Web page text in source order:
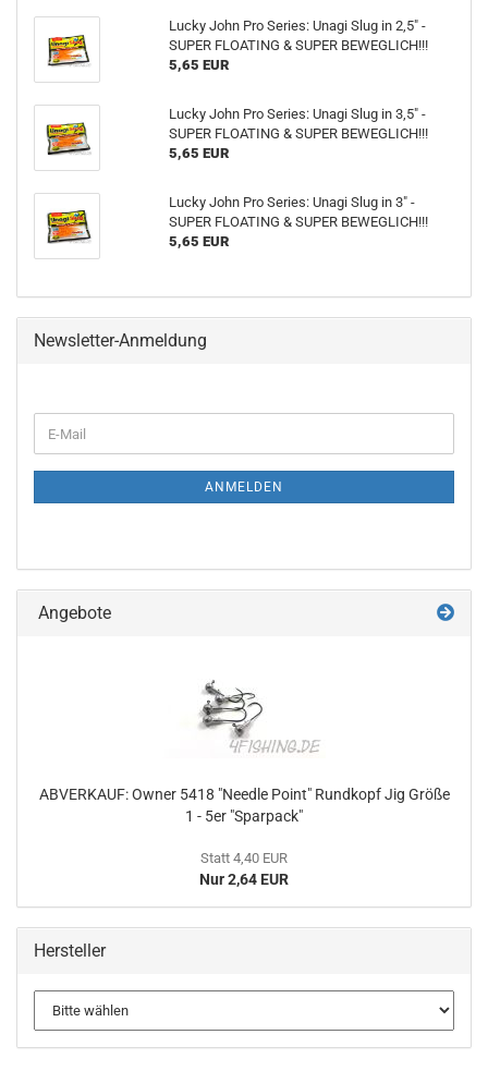
Lucky John Pro Series: Unagi Slug in 2,5" -
SUPER FLOATING & SUPER BEWEGLICH!!!
5,65 EUR
Lucky John Pro Series: Unagi Slug in 3,5" -
SUPER FLOATING & SUPER BEWEGLICH!!!
5,65 EUR
Lucky John Pro Series: Unagi Slug in 3" -
SUPER FLOATING & SUPER BEWEGLICH!!!
5,65 EUR
Newsletter-Anmeldung
ZUR
E-
Mail
ANMELDEN
Angebote
ABVERKAUF: Owner 5418 "Needle Point" Rundkopf Jig Größe
1 - 5er "Sparpack"
Statt 4,40 EUR
Nur 2,64 EUR
Hersteller